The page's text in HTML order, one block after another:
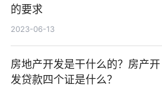
的要求
2023-06-13
房地产开发是干什么的？房产开
发贷款四个证是什么？